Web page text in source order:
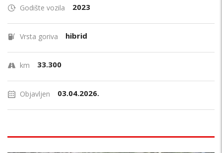
Godište vozila 2023
Vrsta goriva hibrid
km 33.300
Objavljen 03.04.2026.